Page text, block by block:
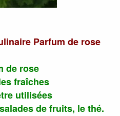
Parfum de rose
de rose
fraîches
utilisées
de fruits, le thé.